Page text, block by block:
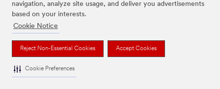
navigation, analyze site usage, and deliver you advertisements
based on your interests.
Cookie Notice
Reject Non-Essential Cookies Accept Cookies
Cookie Preferences